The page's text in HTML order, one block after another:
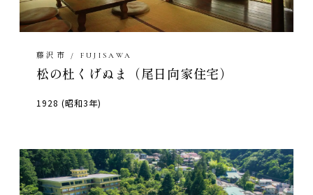
藤沢市 / FUJISAWA
松の杜くげぬま（尾日向家住宅）
1928 (昭和3年)